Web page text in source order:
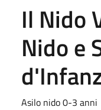
Il Nido
Nido e
Asilo nido 0-3 anni